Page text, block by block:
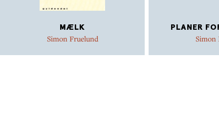
MÆLK
Simon Fruelund
PLANER
Simon